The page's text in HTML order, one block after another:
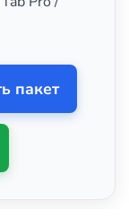
пакет